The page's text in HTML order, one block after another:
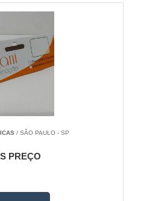
/ SÃO PAULO - SP
PREÇO